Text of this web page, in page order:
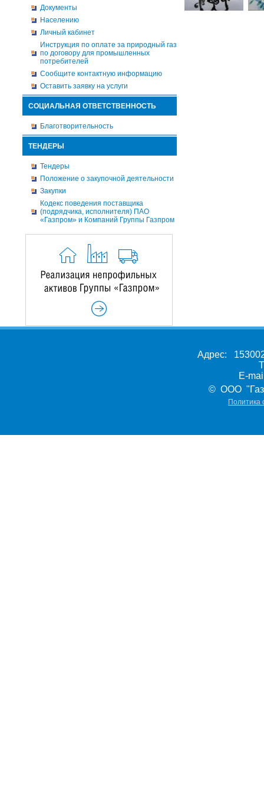
Документы
Населению
Личный кабинет
Инструкция по оплате за природный газ
по договору для промышленных
потребителей
Сообщите контактную информацию
Оставить заявку на услуги
СОЦИАЛЬНАЯ ОТВЕТСТВЕННОСТЬ
Благотворительность
ТЕНДЕРЫ
Тендеры
Положение о закупочной деятельности
Закупки
Кодекс поведения поставщика
(подрядчика, исполнителя) ПАО
«Газпром» и Компаний Группы Газпром
Адрес:
E-
© ООО
Политика